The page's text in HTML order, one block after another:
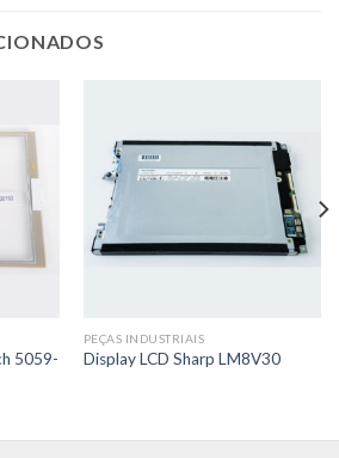
5059-
PEÇAS INDUSTRIAIS
Display LCD Sharp LM8V30